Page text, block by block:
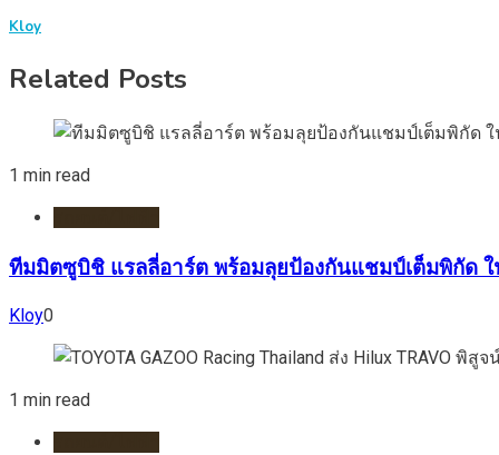
Kloy
Related Posts
1 min read
ทีมมิตซูบิชิ แรลลี่อาร์ต พร้อมลุยป้องกันแชมป์เต็มพิกัด
Kloy0
1 min read